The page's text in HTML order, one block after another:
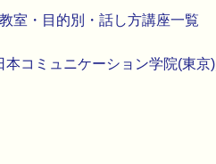
室・目的別・話し方講座一覧
本コミュニケーション学院(東京)